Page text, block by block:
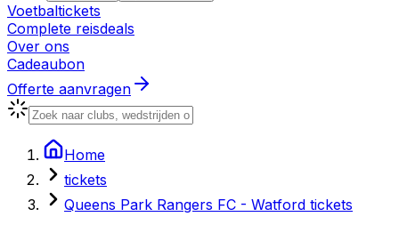
Voetbaltickets
Complete reisdeals
Over ons
Cadeaubon
Offerte aanvragen
Home
tickets
Queens Park Rangers FC - Watford tickets